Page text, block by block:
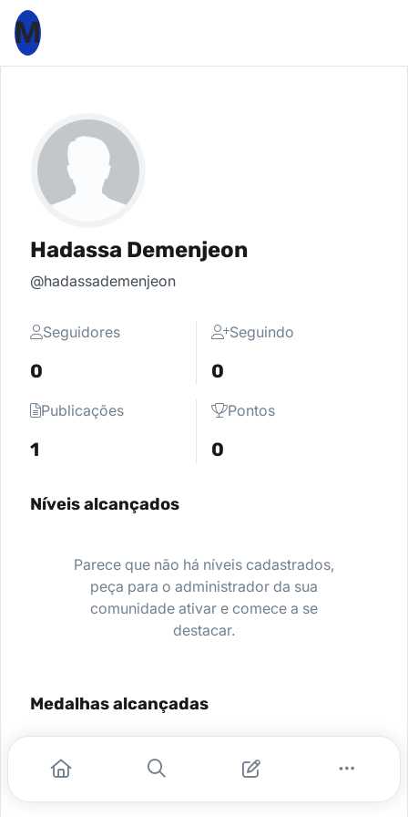
M
Hadassa Demenjeon
@hadassademenjeon
Seguidores
0
Seguindo
0
Publicações
1
Pontos
0
Níveis alcançados
Parece que não há níveis cadastrados,
peça para o administrador da sua
comunidade ativar e comece a se
destacar.
Medalhas alcançadas
Nenhuma medalha encontrada